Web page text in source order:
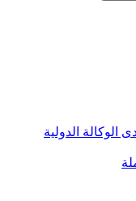
الوكالة الدولية